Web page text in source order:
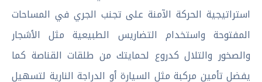
استراتيجية الحركة الآمنة على تجنب الجري في المساحات
المفتوحة واستخدام التضاريس الطبيعية مثل الأشجار
والصخور والتلال كدروع لحمايتك من طلقات القناصة كما
يفضل تأمين مركبة مثل السيارة أو الدراجة النارية لتسهيل